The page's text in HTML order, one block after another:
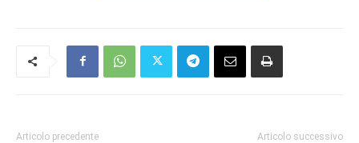
Articolo precedente Articolo successivo